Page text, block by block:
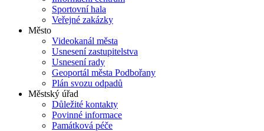
Sportovní hala
Veřejné zakázky
Město
Videokanál města
Usnesení zastupitelstva
Usnesení rady
Geoportál města Podbořany
Plán svozu odpadů
Městský úřad
Důležité kontakty
Povinné informace
Památková péče